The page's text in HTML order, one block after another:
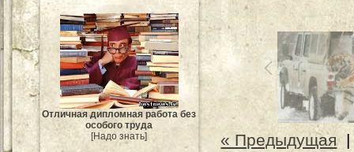
Отличная дипломная работа без
особого труда
[Надо знать]
« Предыдущая